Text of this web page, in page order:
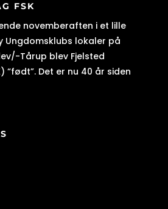
FSK
novemberaften i et lille
Ungdomsklubs lokaler på
Tårup blev Fjelsted
“født”. Det er nu 40 år siden